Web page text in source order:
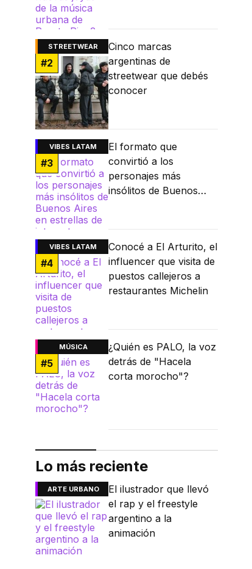
STREETWEAR
#2
Cinco marcas
argentinas de
streetwear que debés
conocer
VIBES LATAM
#3
El formato que
convirtió a los
personajes más
insólitos de Buenos
VIBES LATAM
#4
Conocé a El Arturito, el
influencer que visita de
puestos callejeros a
restaurantes Michelin
MÚSICA
#5
¿Quién es PALO, la voz
detrás de "Hacela
corta morocho"?
Lo más reciente
ARTE URBANO
El ilustrador que llevó
el rap y el freestyle
argentino a la
animación